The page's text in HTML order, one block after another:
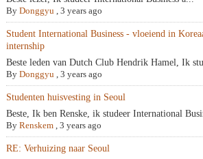
By Donggyu , 3 years ago
Student International Business - vloeiend in
internship
Beste leden van Dutch Club Hendrik Hamel, Ik
By Donggyu , 3 years ago
Studenten huisvesting in Seoul
Beste, Ik ben Renske, ik studeer International
By Renskem , 3 years ago
RE: Verhuizing naar Seoul